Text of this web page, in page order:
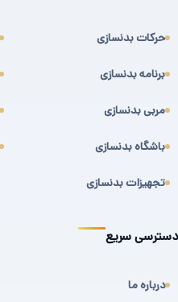
حرکات بدنسازی
برنامه بدنسازی
مربی بدنسازی
باشگاه بدنسازی
تجهیزات بدنسازی
دسترسی سریع
درباره ما